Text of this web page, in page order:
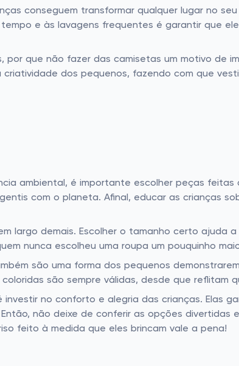
conseguem transformar qualquer lugar no
e às lavagens frequentes é garantir que
por que não fazer das camisetas um motivo de
dos pequenos, fazendo com que
ambiental, é importante escolher peças feitas
com o planeta. Afinal, educar as crianças
largo demais. Escolher o tamanho certo ajuda
nunca escolheu uma roupa um pouquinho
são uma forma dos pequenos
são sempre válidas, desde que reflitam
no conforto e alegria das crianças. Elas
não deixe de conferir as opções divertidas
feito à medida que eles brincam vale a pena!